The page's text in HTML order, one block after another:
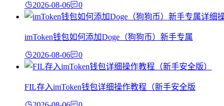
2026-08-06 0
imToken钱包如何添加Doge（狗狗币）新手专属
2026-08-06 0
FIL存入imToken钱包详细操作教程（新手安全版